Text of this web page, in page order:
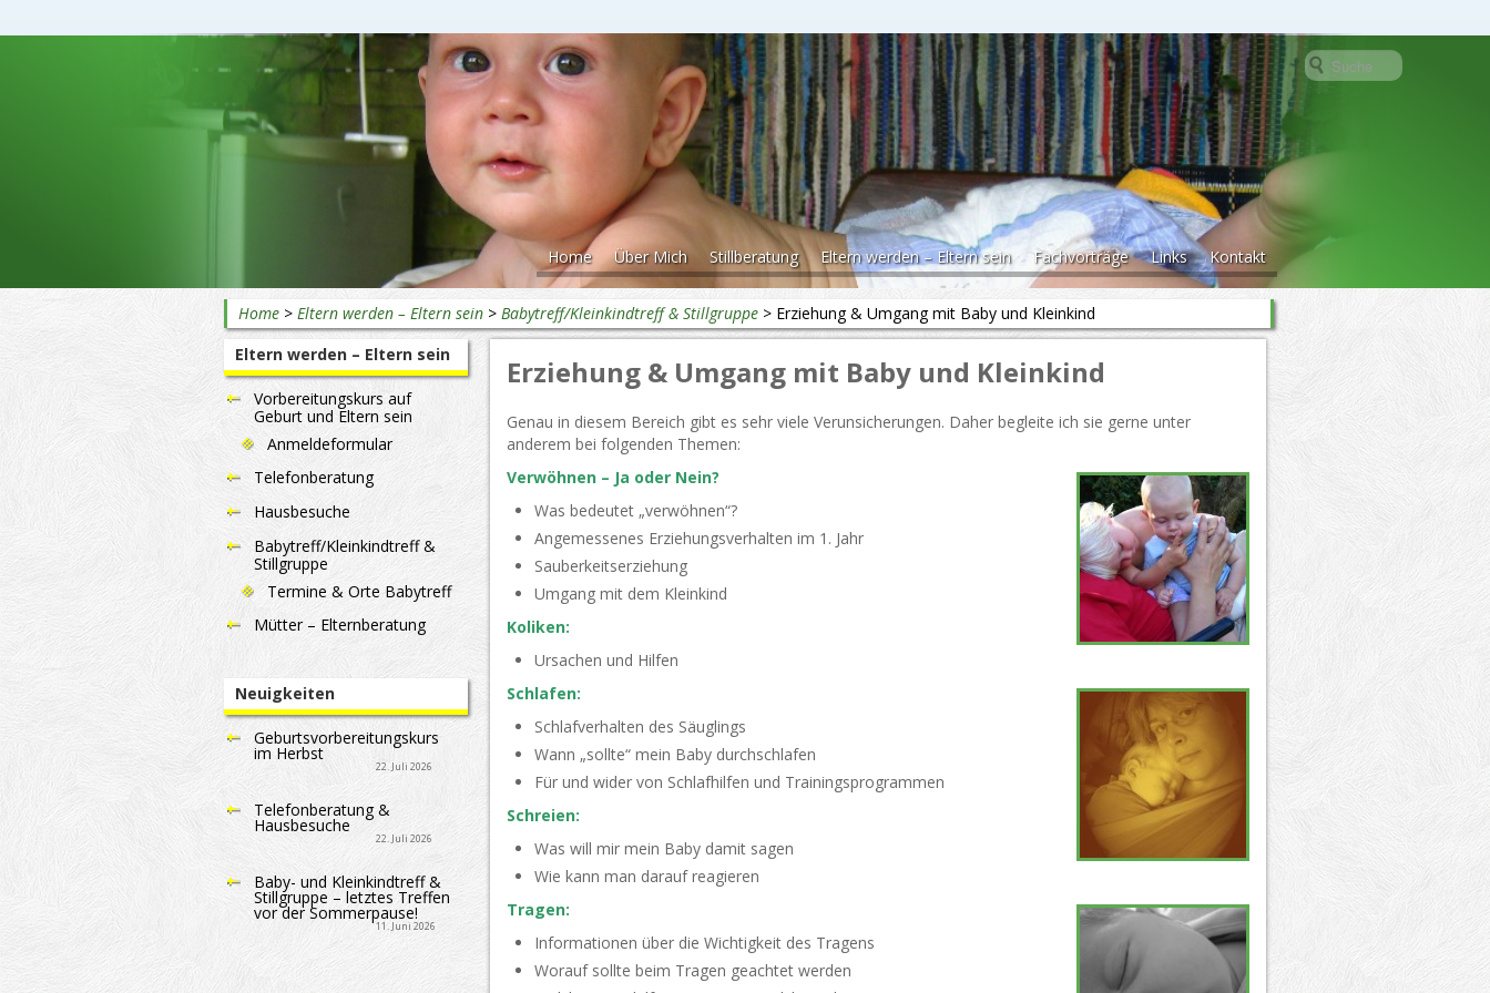
Home Über Mich Stillberatung Eltern werden – Eltern sein Fachvorträge Links Kontakt
Beratung rund ums Baby
Home> Eltern werden – Eltern sein> Babytreff/Kleinkindtreff & Stillgruppe> Erziehung & Umgang mit Baby und Kleinkind
Erziehung & Umgang mit Baby und Kleinkind
Genau in diesem Bereich gibt es sehr viele Verunsicherungen. Daher begleite ich sie gerne unter
anderem bei folgenden Themen:
Verwöhnen – Ja oder Nein?
Was bedeutet „verwöhnen“?
Angemessenes Erziehungsverhalten im 1. Jahr
Sauberkeitserziehung
Umgang mit dem Kleinkind
Koliken:
Ursachen und Hilfen
Schlafen:
Schlafverhalten des Säuglings
Wann „sollte“ mein Baby durchschlafen
Für und wider von Schlafhilfen und Trainingsprogrammen
Schreien:
Was will mir mein Baby damit sagen
Wie kann man darauf reagieren
Tragen:
Informationen über die Wichtigkeit des Tragens
Worauf sollte beim Tragen geachtet werden
Eltern werden – Eltern sein
Vorbereitungskurs auf
Geburt und Eltern sein
Anmeldeformular
Telefonberatung
Hausbesuche
Babytreff/Kleinkindtreff &
Stillgruppe
Termine & Orte Babytreff
Mütter – Elternberatung
Neuigkeiten
Geburtsvorbereitungskurs
im Herbst
22. Juli 2026
Telefonberatung &
Hausbesuche
22. Juli 2026
Baby- und Kleinkindtreff &
Stillgruppe – letztes Treffen
vor der Sommerpause!
11. Juni 2026